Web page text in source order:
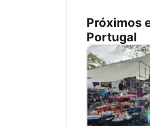
Próximos
Portugal